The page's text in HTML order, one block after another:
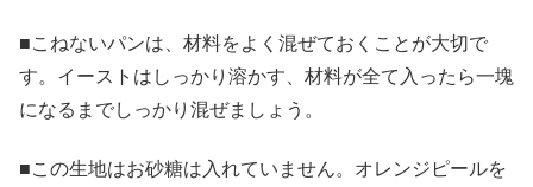
■こねないパンは、材料をよく混ぜておくことが大切で
す。イーストはしっかり溶かす、材料が全て入ったら一塊
になるまでしっかり混ぜましょう。
■この生地はお砂糖は入れていません。オレンジピールを